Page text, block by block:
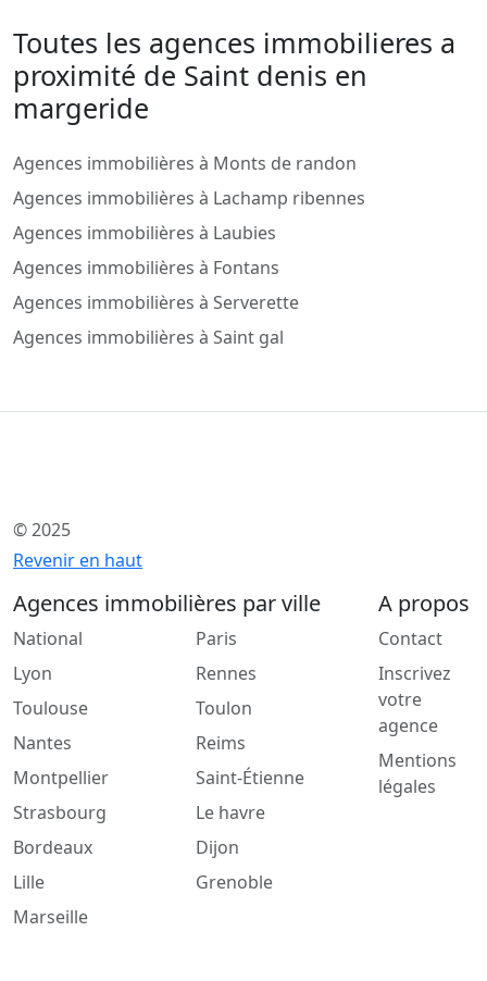
Toutes les agences immobilieres a
proximité de Saint denis en
margeride
Agences immobilières à Monts de randon
Agences immobilières à Lachamp ribennes
Agences immobilières à Laubies
Agences immobilières à Fontans
Agences immobilières à Serverette
Agences immobilières à Saint gal
© 2025
Revenir en haut
Agences immobilières par ville
National
Lyon
Toulouse
Nantes
Montpellier
Strasbourg
Bordeaux
Lille
Marseille
Paris
Rennes
Toulon
Reims
Saint-Étienne
Le havre
Dijon
Grenoble
A propos
Contact
Inscrivez
votre
agence
Mentions
légales